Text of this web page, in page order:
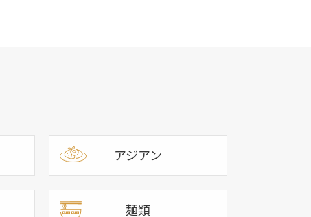
アジアン
麺類